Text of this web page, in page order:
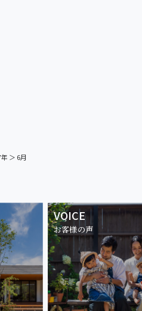
＞ 6月
VOICE
お客様の声